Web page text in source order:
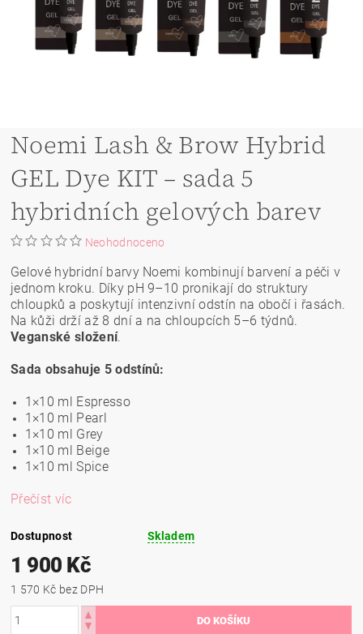
Noemi Lash & Brow Hybrid
GEL Dye KIT – sada 5
hybridních gelových barev
Neohodnoceno
Gelové hybridní barvy Noemi kombinují barvení a péči v
jednom kroku. Díky pH 9–10 pronikají do struktury
chloupků a poskytují intenzivní odstín na obočí i řasách.
Na kůži drží až 8 dní a na chloupcích 5–6 týdnů.
Veganské složení.
Sada obsahuje 5 odstínů:
1×10 ml Espresso
1×10 ml Pearl
1×10 ml Grey
1×10 ml Beige
1×10 ml Spice
Přečíst víc
Dostupnost Skladem
1 900 Kč
1 570 Kč bez DPH